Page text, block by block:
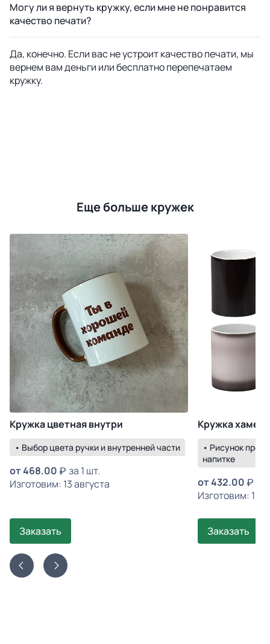
Могу ли я вернуть кружку, если мне не понравится
качество печати?
Да, конечно. Если вас не устроит качество печати, мы
вернем вам деньги или бесплатно перепечатаем
кружку.
Еще больше кружек
Кружка цветная внутри
• Выбор цвета ручки и внутренней части
от468.00
за 1 шт.
Изготовим: 13 августа
Заказать
Кружка
• Рисунок
напитке
от432.00
Изготовим: 19
Заказать